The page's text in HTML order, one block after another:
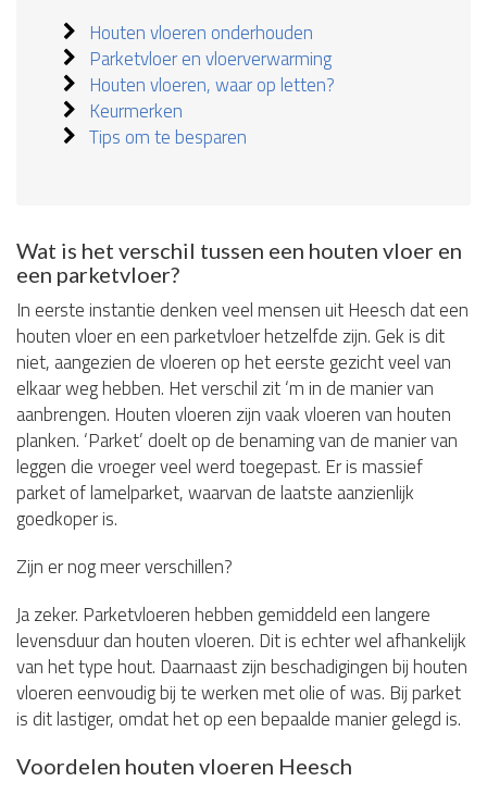
Houten vloeren onderhouden
Parketvloer en vloerverwarming
Houten vloeren, waar op letten?
Keurmerken
Tips om te besparen
Wat is het verschil tussen een houten vloer en
een parketvloer?
In eerste instantie denken veel mensen uit Heesch dat een
houten vloer en een parketvloer hetzelfde zijn. Gek is dit
niet, aangezien de vloeren op het eerste gezicht veel van
elkaar weg hebben. Het verschil zit ‘m in de manier van
aanbrengen. Houten vloeren zijn vaak vloeren van houten
planken. ‘Parket’ doelt op de benaming van de manier van
leggen die vroeger veel werd toegepast. Er is massief
parket of lamelparket, waarvan de laatste aanzienlijk
goedkoper is.
Zijn er nog meer verschillen?
Ja zeker. Parketvloeren hebben gemiddeld een langere
levensduur dan houten vloeren. Dit is echter wel afhankelijk
van het type hout. Daarnaast zijn beschadigingen bij houten
vloeren eenvoudig bij te werken met olie of was. Bij parket
is dit lastiger, omdat het op een bepaalde manier gelegd is.
Voordelen houten vloeren Heesch